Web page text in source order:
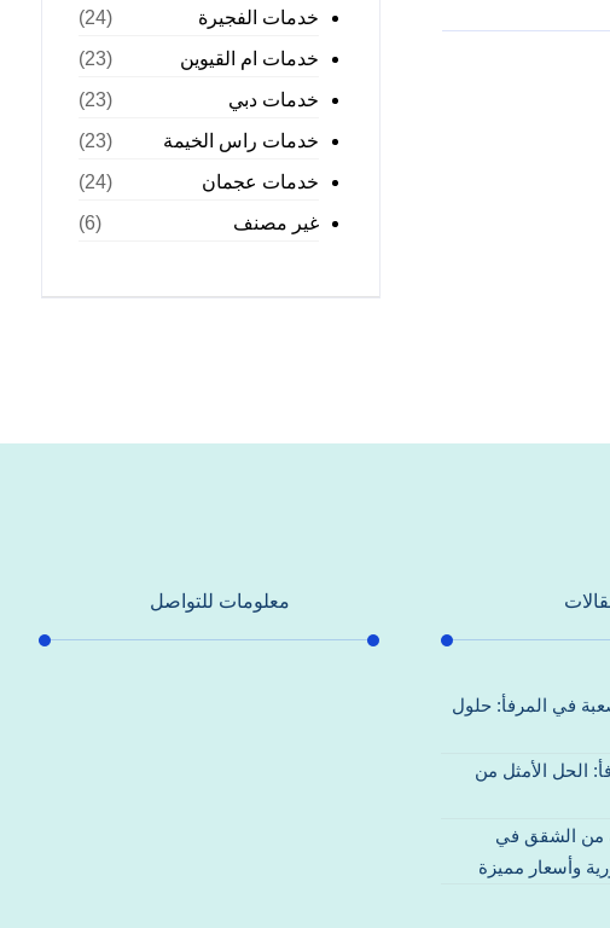
خدمات الفجيرة
(24)
خدمات ام القيوين
(23)
خدمات دبي
(23)
خدمات راس الخيمة
(23)
خدمات عجمان
(24)
غير مصنف
(6)
في المرفأ: حلول
الحل الأمثل من
من الشقق في
وأسعار مميزة
معلومات للتواصل